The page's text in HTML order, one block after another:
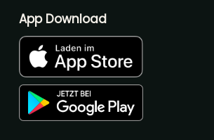
App Download